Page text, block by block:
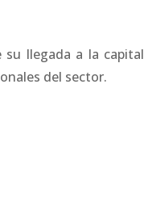
su llegada a la capital
del sector.